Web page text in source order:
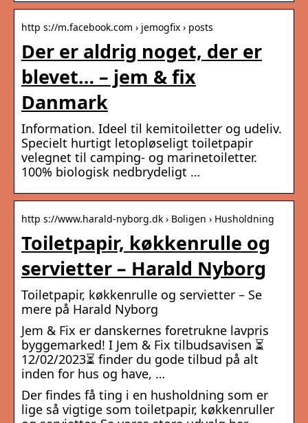
http s://m.facebook.com › jemogfix › posts
Der er aldrig noget, der er
blevet… – jem & fix
Danmark
Information. Ideel til kemitoiletter og udeliv.
Specielt hurtigt letopløseligt toiletpapir
velegnet til camping- og marinetoiletter.
100% biologisk nedbrydeligt …
http s://www.harald-nyborg.dk › Boligen › Husholdning
Toiletpapir, køkkenrulle og
servietter – Harald Nyborg
Toiletpapir, køkkenrulle og servietter – Se
mere på Harald Nyborg
Jem & Fix er danskernes foretrukne lavpris
byggemarked! I Jem & Fix tilbudsavisen ⏳
12/02/2023⏳ finder du gode tilbud på alt
inden for hus og have, …
Der findes få ting i en husholdning som er
lige så vigtige som toiletpapir, køkkenruller